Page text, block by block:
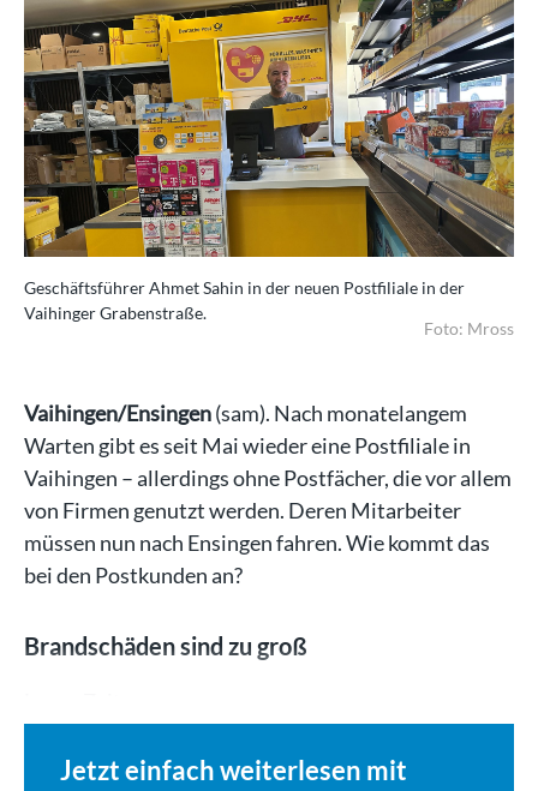
Geschäftsführer Ahmet Sahin in der neuen Postfiliale in der
Vaihinger Grabenstraße.
Foto: Mross
Vaihingen/Ensingen(sam). Nach monatelangem
Warten gibt es seit Mai wieder eine Postfiliale in
Vaihingen – allerdings ohne Postfächer, die vor allem
von Firmen genutzt werden. Deren Mitarbeiter
müssen nun nach Ensingen fahren. Wie kommt das
bei den Postkunden an?
Brandschäden sind zu groß
Jetzt einfach weiterlesen mit